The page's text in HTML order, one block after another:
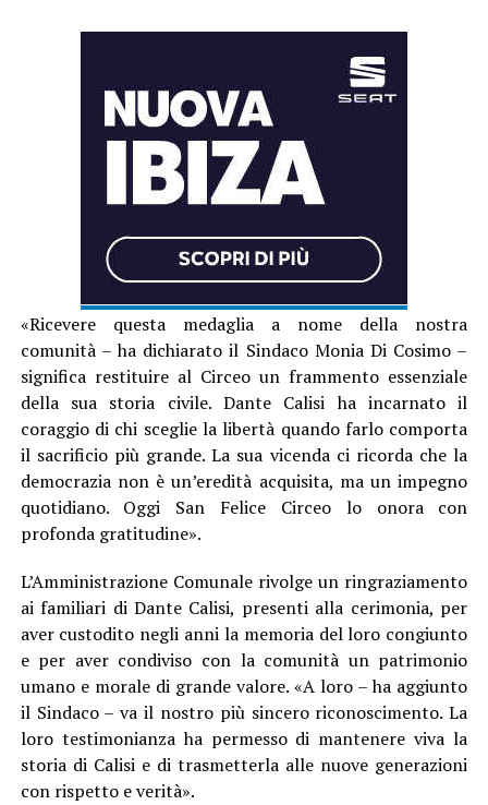
«Ricevere questa medaglia a nome della nostra
comunità – ha dichiarato il Sindaco Monia Di Cosimo –
significa restituire al Circeo un frammento essenziale
della sua storia civile. Dante Calisi ha incarnato il
coraggio di chi sceglie la libertà quando farlo comporta
il sacrificio più grande. La sua vicenda ci ricorda che la
democrazia non è un’eredità acquisita, ma un impegno
quotidiano. Oggi San Felice Circeo lo onora con
profonda gratitudine».
L’Amministrazione Comunale rivolge un ringraziamento
ai familiari di Dante Calisi, presenti alla cerimonia, per
aver custodito negli anni la memoria del loro congiunto
e per aver condiviso con la comunità un patrimonio
umano e morale di grande valore. «A loro – ha aggiunto
il Sindaco – va il nostro più sincero riconoscimento. La
loro testimonianza ha permesso di mantenere viva la
storia di Calisi e di trasmetterla alle nuove generazioni
con rispetto e verità».